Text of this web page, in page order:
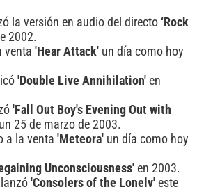
la versión en audio del directo ‘Rock
2002.
venta 'Hear Attack' un día como hoy
'Double Live Annihilation' en
'Fall Out Boy's Evening Out with
un 25 de marzo de 2003.
a la venta 'Meteora' un día como hoy
Unconsciousness' en 2003.
lanzó 'Consolers of the Lonely' este